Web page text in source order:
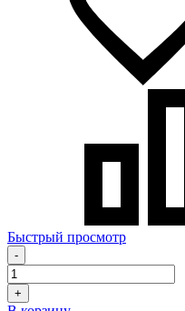
Быстрый просмотр
-
+